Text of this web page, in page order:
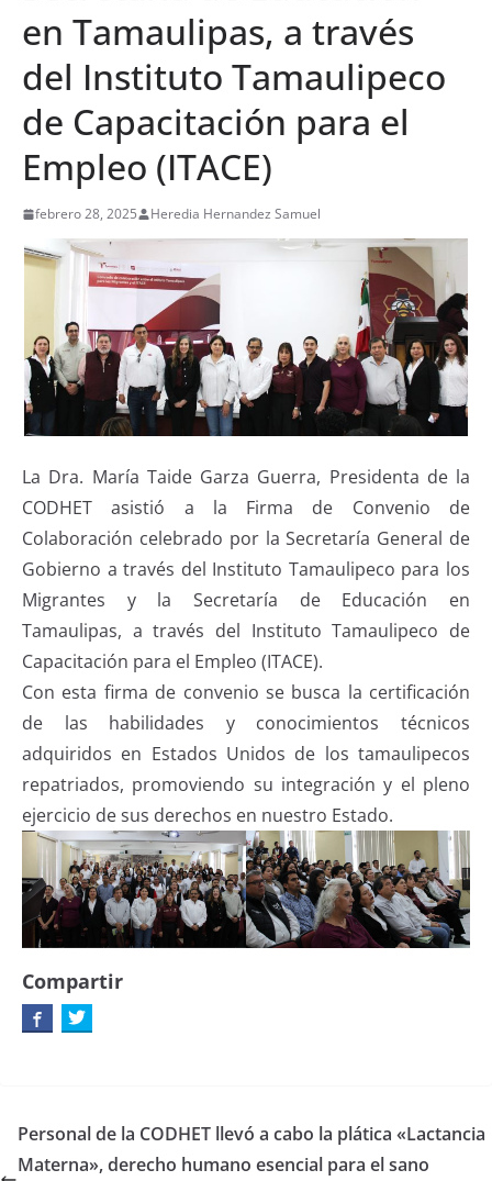
en Tamaulipas, a través
del Instituto Tamaulipeco
de Capacitación para el
Empleo (ITACE)
febrero 28, 2025 Heredia Hernandez Samuel
La Dra. María Taide Garza Guerra, Presidenta de la
CODHET asistió a la Firma de Convenio de
Colaboración celebrado por la Secretaría General de
Gobierno a través del Instituto Tamaulipeco para los
Migrantes y la Secretaría de Educación en
Tamaulipas, a través del Instituto Tamaulipeco de
Capacitación para el Empleo (ITACE).
Con esta firma de convenio se busca la certificación
de las habilidades y conocimientos técnicos
adquiridos en Estados Unidos de los tamaulipecos
repatriados, promoviendo su integración y el pleno
ejercicio de sus derechos en nuestro Estado.
Compartir
Personal de la CODHET llevó a cabo la plática «Lactancia
Materna», derecho humano esencial para el sano